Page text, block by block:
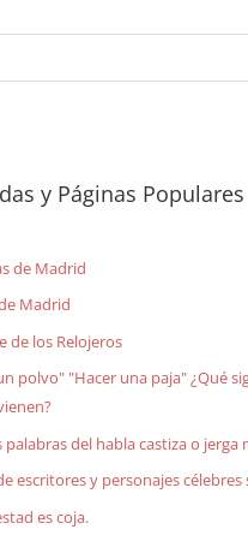
y Páginas Populares
de Madrid
Madrid
de los Relojeros
polvo" "Hacer una paja" ¿Qué
palabras del habla castiza o jerga
escritores y personajes
es coja.